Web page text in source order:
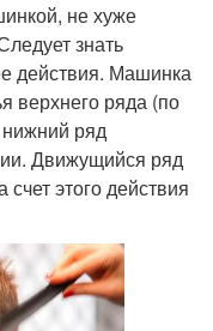
не хуже
знать
действия. Машинка
верхнего ряда (по
ряд
Движущийся ряд
этого действия